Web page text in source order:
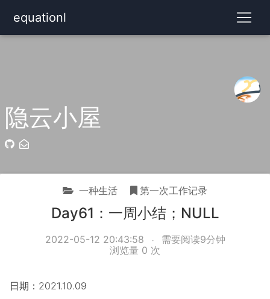
equationl
隐云小屋
一种生活 第一次工作记录
Day61：一周小结；NULL
2022-05-12 20:43:58
需要阅读9分钟
浏览量 0 次
日期：2021.10.09